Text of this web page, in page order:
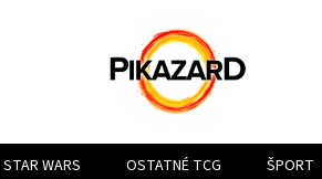
STAR WARS OSTATNÉ TCG ŠPORT